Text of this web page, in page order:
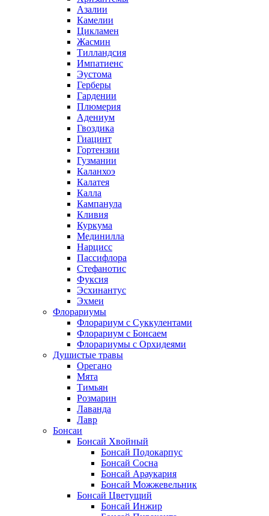
Азалии
Камелии
Цикламен
Жасмин
Тилландсия
Импатиенс
Эустома
Герберы
Гардении
Плюмерия
Адениум
Гвоздика
Гиацинт
Гортензии
Гузмании
Каланхоэ
Калатея
Калла
Кампанула
Кливия
Куркума
Мединилла
Нарцисс
Пассифлора
Стефанотис
Фуксия
Эсхинантус
Эхмеи
Флорариумы
Флорариум с Суккулентами
Флорариум с Бонсаем
Флорариумы с Орхидеями
Душистые травы
Орегано
Мята
Тимьян
Розмарин
Лаванда
Лавр
Бонсаи
Бонсай Хвойный
Бонсай Подокарпус
Бонсай Сосна
Бонсай Араукария
Бонсай Можжевельник
Бонсай Цветущий
Бонсай Инжир